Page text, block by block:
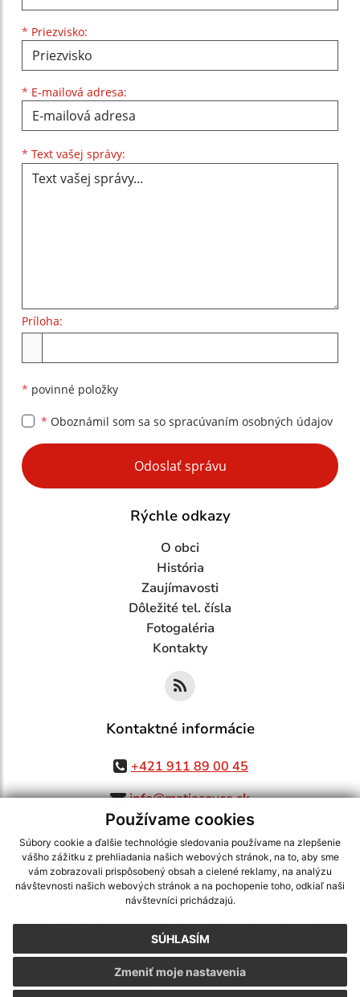
Používame cookies
Súbory cookie a ďalšie technológie sledovania používame na zlepšenie
vášho zážitku z prehliadania našich webových stránok, na to, aby sme
vám zobrazovali prispôsobený obsah a cielené reklamy, na analýzu
návštevnosti našich webových stránok a na pochopenie toho, odkiaľ naši
návštevníci prichádzajú.
SÚHLASÍM
Zmeniť moje nastavenia
* Priezvisko:
* E-mailová adresa:
* Text vašej správy:
Príloha:
* povinné položky
* Oboznámil som sa so spracúvaním osobných údajov
Google reCaptcha Response
Odoslať správu
Rýchle odkazy
O obci
História
Zaujímavosti
Dôležité tel. čísla
Fotogaléria
Kontakty
Kontaktné informácie
+421 911 89 00 45
info@matiasovce.sk
využite možnosť získavania aktuálnych informácií s využitím RSS
CMS systém (redakčný) systém ECHELON 2,Mapa stránok,web portál
webex.digital, s.r.o.,domény,registrácia domény
Posledná aktualizácia:05.08.2026
Vytlačiť stránku|Vyhlásenie o prístupnosti